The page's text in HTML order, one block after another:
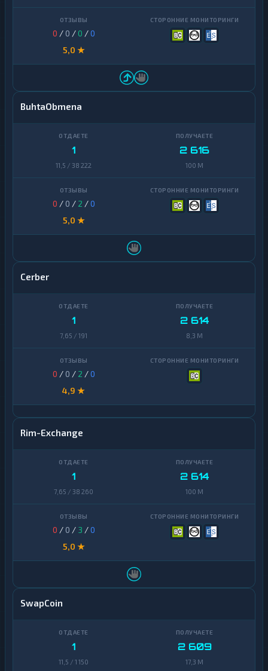
0 / 0 /0 /0
5,0 ★
BuhtaObmena
1
11,5 / 38 222
2 616
100 M
0 / 0 / 2 /0
5,0 ★
Cerber
1
7,65 / 191
2 614
8,3 M
0 / 0 / 2 /0
4,9 ★
Rim-Exchange
1
7,65 / 38 260
2 614
100 M
0 / 0 / 3 /0
5,0 ★
SwapCoin
1
11,5 / 1 150
2 609
17,3 M